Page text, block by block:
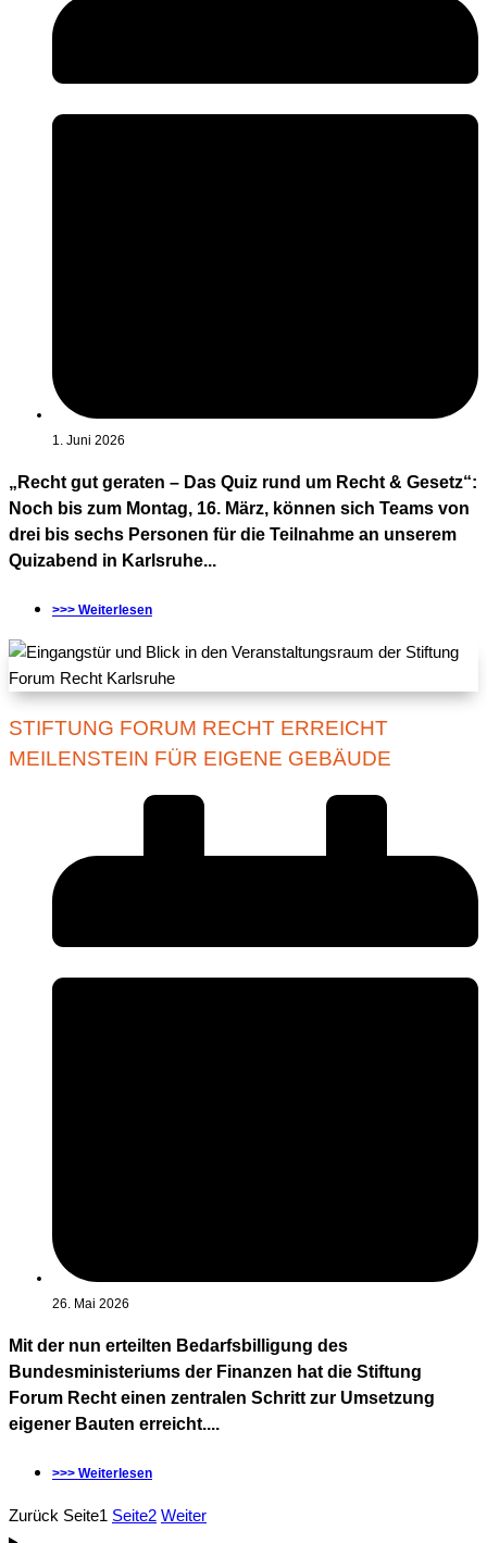
1. Juni 2026
„Recht gut geraten – Das Quiz rund um Recht & Gesetz“:
Noch bis zum Montag, 16. März, können sich Teams von
drei bis sechs Personen für die Teilnahme an unserem
Quizabend in Karlsruhe...
>>> Weiterlesen
STIFTUNG FORUM RECHT ERREICHT
MEILENSTEIN FÜR EIGENE GEBÄUDE
26. Mai 2026
Mit der nun erteilten Bedarfsbilligung des
Bundesministeriums der Finanzen hat die Stiftung
Forum Recht einen zentralen Schritt zur Umsetzung
eigener Bauten erreicht....
>>> Weiterlesen
Zurück Seite1 Seite2 Weiter